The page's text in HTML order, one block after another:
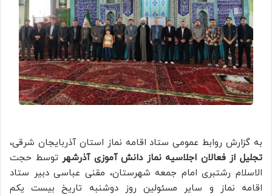
به گزارش روابط عمومی ستاد اقامه نماز استان آذربایجان شرقی،
تجلیل از فعالان اجلاسیه نماز دانش آموزی آذرشهرتوسط حجت
الاسلام رشتبری امام جمعه شهرستان، مقنی عباسی دبیر ستاد
اقامه نماز و سایر مسئولین روز دوشنبه تاریخ بیست یکم